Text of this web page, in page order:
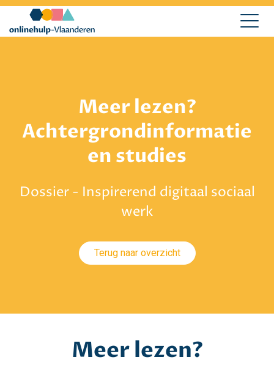
Meer lezen?
Achtergrondinformatie
en studies
Dossier - Inspirerend digitaal sociaal
werk
Terug naar overzicht
Meer lezen?